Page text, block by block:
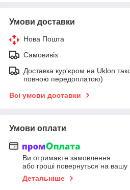
Умови доставки
Нова Пошта
Самовивіз
Доставка кур'єром на Uklon
повною передоплатою)
Всі умови доставки
Умови оплати
Ви отримаєте замовлення
або гроші повернуться на вашу
Детальніше